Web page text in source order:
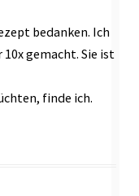
bedanken. Ich
gemacht. Sie ist
finde ich.